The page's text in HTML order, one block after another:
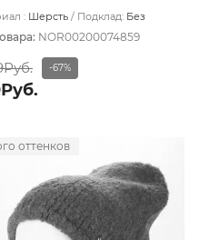
: Шерсть Подклад: Без
NOR00200074859
-67%
оттенков